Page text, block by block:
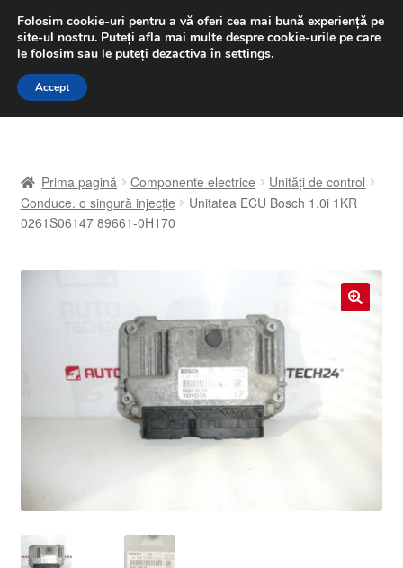
LIVRARE de la 33 lei
luni-vineri 9 a.m. - 4 p.m.031 229 6816
Sari
Sari
A lua legatura
Finalizare comandă
Plângere
Prima pagină Componente electrice
Unități de control
Conduce. o singură injecție
Unitatea ECU Bosch 1.0i 1KR
0261S06147 89661-0H170
Folosim cookie-uri pentru a vă oferi cea mai bună experiență pe
site-ul nostru. Puteți afla mai multe despre cookie-urile pe care
le folosim sau le puteți dezactiva în settings.
Accept